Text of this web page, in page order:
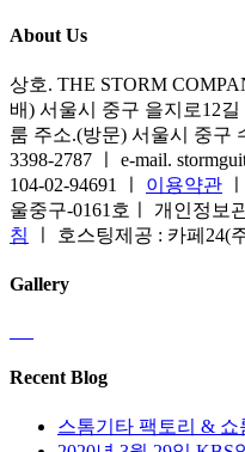
About Us
상호. THE STORM
배) 서울시 중구 을지로12
룸 주소.(방문) 서울시 중구
3398-2787 ㅣ e-mail.
104-02-94691 ㅣ 이용약관
울중구-0161호ㅣ 개인정보
침
ㅣ 호스팅제공 : 카페24(
Gallery
Recent Blog
스톰기타 팩토리 &